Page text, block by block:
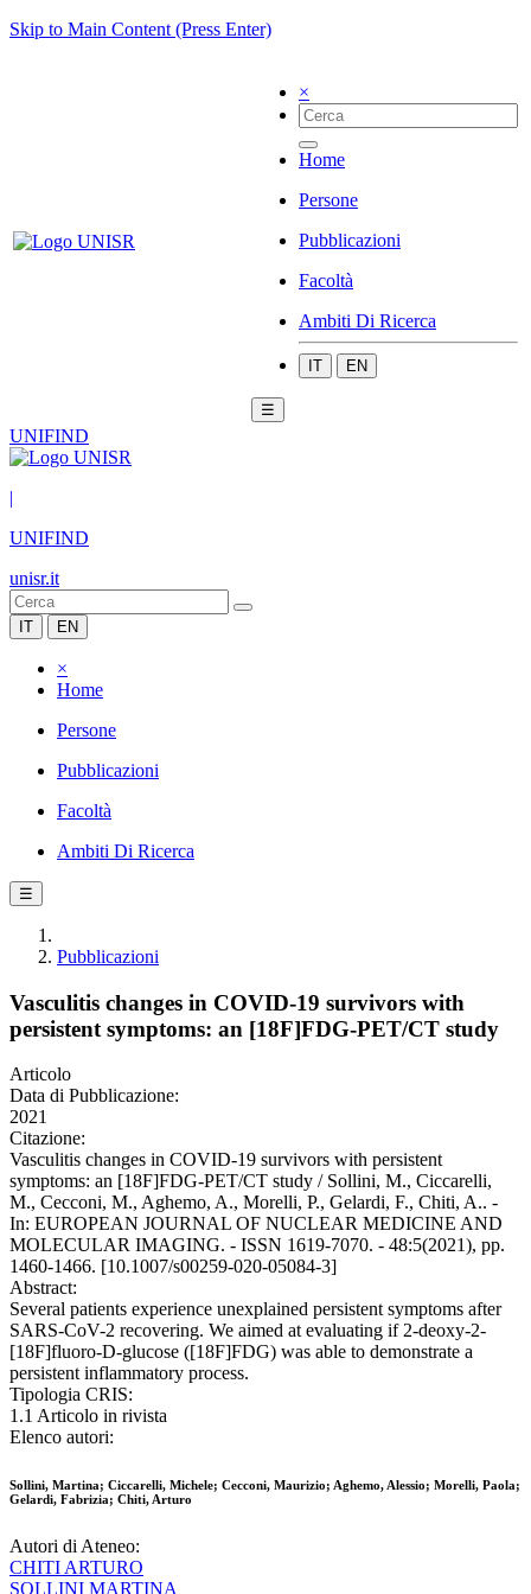
Skip to Main Content (Press Enter)
×
Home
Persone
Pubblicazioni
Facoltà
Ambiti Di Ricerca
IT EN
☰
UNIFIND
|
UNIFIND
unisr.it
IT EN
×
Home
Persone
Pubblicazioni
Facoltà
Ambiti Di Ricerca
☰
Pubblicazioni
Vasculitis changes in COVID-19 survivors with
persistent symptoms: an [18F]FDG-PET/CT study
Articolo
Data di Pubblicazione:
2021
Citazione:
Vasculitis changes in COVID-19 survivors with persistent
symptoms: an [18F]FDG-PET/CT study / Sollini, M., Ciccarelli,
M., Cecconi, M., Aghemo, A., Morelli, P., Gelardi, F., Chiti, A.. -
In: EUROPEAN JOURNAL OF NUCLEAR MEDICINE AND
MOLECULAR IMAGING. - ISSN 1619-7070. - 48:5(2021), pp.
1460-1466. [10.1007/s00259-020-05084-3]
Abstract:
Several patients experience unexplained persistent symptoms after
SARS-CoV-2 recovering. We aimed at evaluating if 2-deoxy-2-
[18F]fluoro-D-glucose ([18F]FDG) was able to demonstrate a
persistent inflammatory process.
Tipologia CRIS:
1.1 Articolo in rivista
Elenco autori:
Sollini, Martina; Ciccarelli, Michele; Cecconi, Maurizio; Aghemo, Alessio; Morelli, Paola;
Gelardi, Fabrizia; Chiti, Arturo
Autori di Ateneo:
CHITI ARTURO
SOLLINI MARTINA